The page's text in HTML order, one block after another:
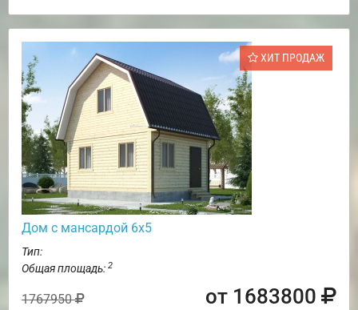
ХИТ ПРОДАЖ
Дом с мансардой 6х5
Тип:
Общая площадь: 2
1767950 от 1683800